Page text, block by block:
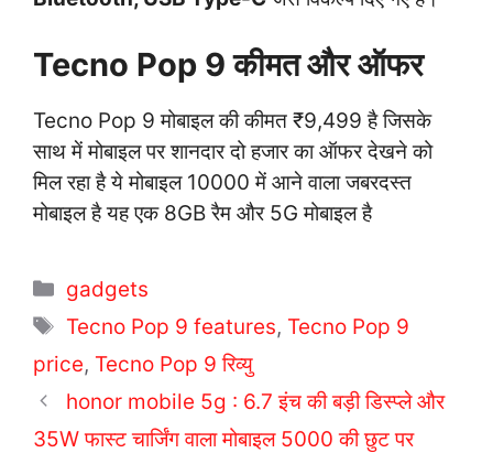
Tecno Pop 9 कीमत और ऑफर
Tecno Pop 9 मोबाइल की कीमत ₹9,499 है जिसके
साथ में मोबाइल पर शानदार दो हजार का ऑफर देखने को
मिल रहा है ये मोबाइल 10000 में आने वाला जबरदस्त
मोबाइल है यह एक 8GB रैम और 5G मोबाइल है
C
a
e
g
o
gadgets
T
a
s
Tecno Pop 9 features, Tecno Pop 9
price, Tecno Pop 9 रिव्यु
honor mobile 5g : 6.7 इंच की बड़ी डिस्प्ले और
35W फास्ट चार्जिंग वाला मोबाइल 5000 की छुट पर